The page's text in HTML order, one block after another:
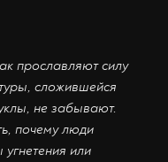
прославляют силу
сложившейся
не забывают.
почему люди
или